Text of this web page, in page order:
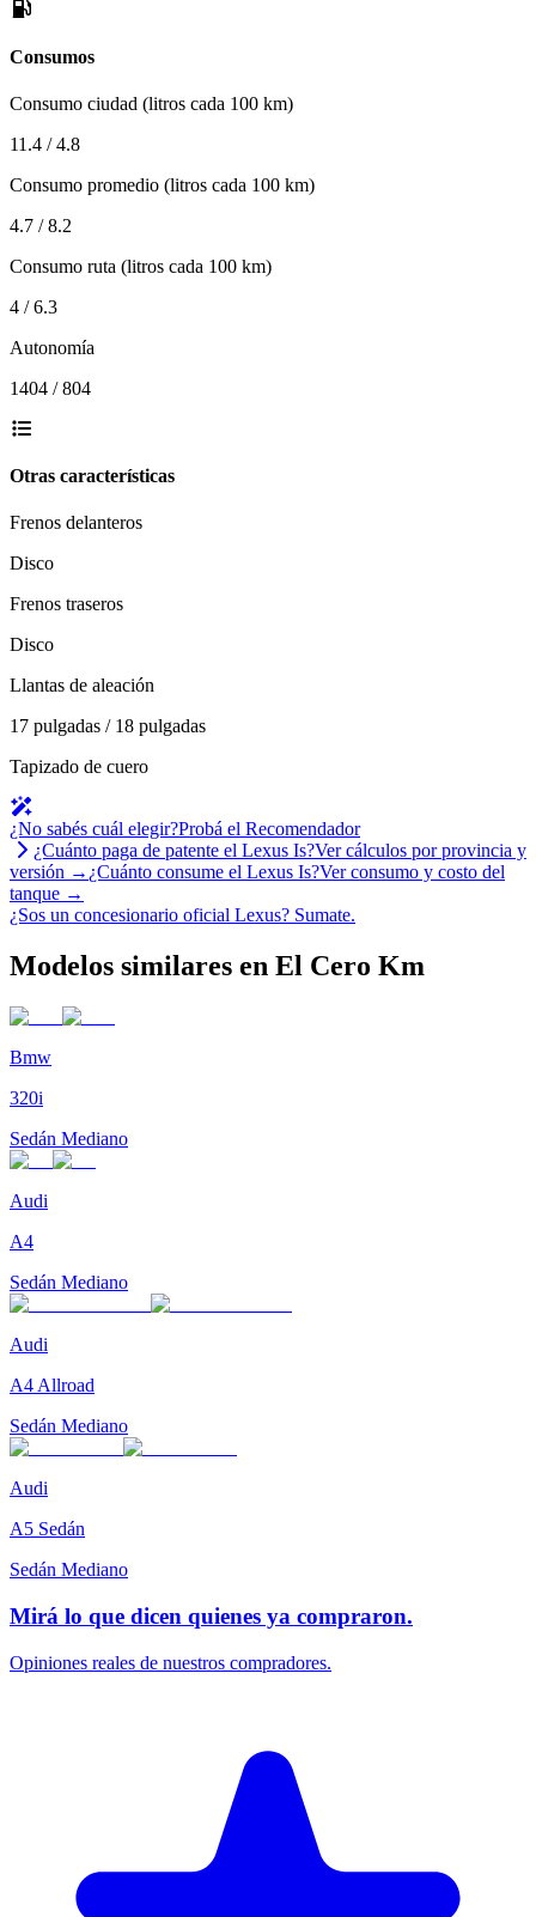
Consumos
Consumo ciudad (litros cada 100 km)
11.4 / 4.8
Consumo promedio (litros cada 100 km)
4.7 / 8.2
Consumo ruta (litros cada 100 km)
4 / 6.3
Autonomía
1404 / 804
Otras características
Frenos delanteros
Disco
Frenos traseros
Disco
Llantas de aleación
17 pulgadas / 18 pulgadas
Tapizado de cuero
¿No sabés cuál elegir?Probá el Recomendador
¿Cuánto paga de patente el Lexus Is?Ver cálculos por provincia y
versión → ¿Cuánto consume el Lexus Is?Ver consumo y costo del
tanque →
¿Sos un concesionario oficial Lexus? Sumate.
Modelos similares en El Cero Km
Bmw
320i
Sedán Mediano
Audi
A4
Sedán Mediano
Audi
A4 Allroad
Sedán Mediano
Audi
A5 Sedán
Sedán Mediano
Mirá lo que dicen quienes ya compraron.
Opiniones reales de nuestros compradores.